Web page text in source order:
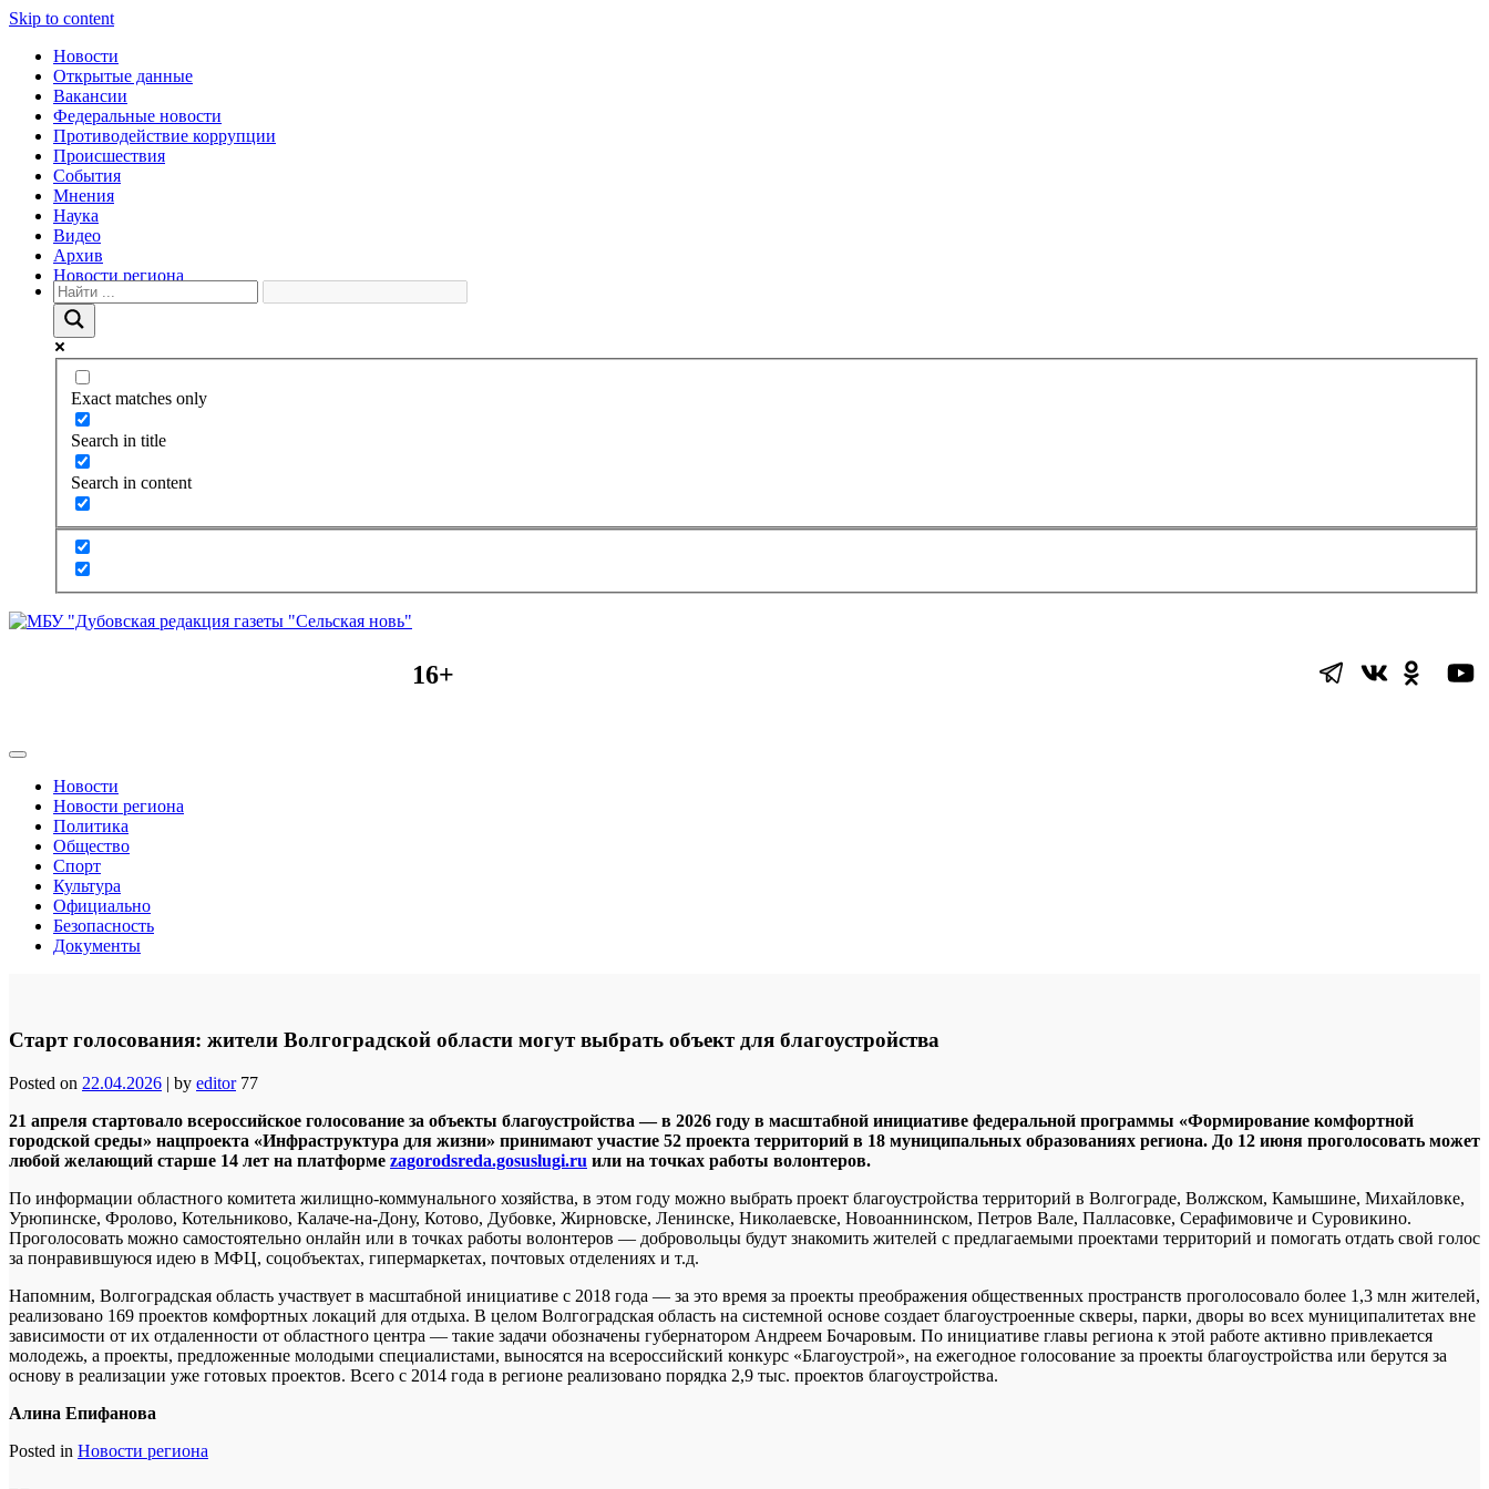
Skip to content
Новости
Открытые данные
Вакансии
Федеральные новости
Противодействие коррупции
Происшествия
События
Мнения
Наука
Видео
Архив
Новости региона
Exact matches only
Search in title
Search in content
16+
Новости
Новости региона
Политика
Общество
Спорт
Культура
Официально
Безопасность
Документы
Старт голосования: жители Волгоградской области могут выбрать объект для благоустройства
Posted on 22.04.2026 | by editor 77
21 апреля стартовало всероссийское голосование за объекты благоустройства — в 2026 году в масштабной инициативе федеральной программы «Формирование комфортной
городской среды» нацпроекта «Инфраструктура для жизни» принимают участие 52 проекта территорий в 18 муниципальных образованиях региона. До 12 июня проголосовать может
любой желающий старше 14 лет на платформе zagorodsreda.gosuslugi.ru или на точках работы волонтеров.
По информации областного комитета жилищно-коммунального хозяйства, в этом году можно выбрать проект благоустройства территорий в Волгограде, Волжском, Камышине, Михайловке,
Урюпинске, Фролово, Котельниково, Калаче-на-Дону, Котово, Дубовке, Жирновске, Ленинске, Николаевске, Новоаннинском, Петров Вале, Палласовке, Серафимовиче и Суровикино.
Проголосовать можно самостоятельно онлайн или в точках работы волонтеров — добровольцы будут знакомить жителей с предлагаемыми проектами территорий и помогать отдать свой голос
за понравившуюся идею в МФЦ, соцобъектах, гипермаркетах, почтовых отделениях и т.д.
Напомним, Волгоградская область участвует в масштабной инициативе с 2018 года — за это время за проекты преображения общественных пространств проголосовало более 1,3 млн жителей,
реализовано 169 проектов комфортных локаций для отдыха. В целом Волгоградская область на системной основе создает благоустроенные скверы, парки, дворы во всех муниципалитетах вне
зависимости от их отдаленности от областного центра — такие задачи обозначены губернатором Андреем Бочаровым. По инициативе главы региона к этой работе активно привлекается
молодежь, а проекты, предложенные молодыми специалистами, выносятся на всероссийский конкурс «Благоустрой», на ежегодное голосование за проекты благоустройства или берутся за
основу в реализации уже готовых проектов. Всего с 2014 года в регионе реализовано порядка 2,9 тыс. проектов благоустройства.
Алина Епифанова
Posted in Новости региона